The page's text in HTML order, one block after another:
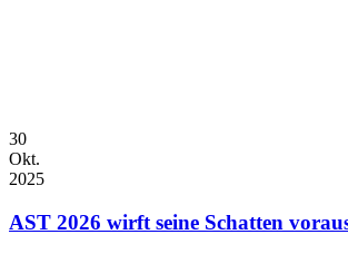
30
Okt.
2025
AST 2026 wirft seine Schatten